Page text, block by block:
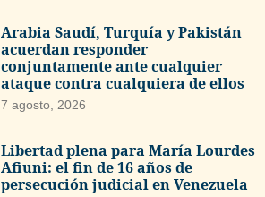
Arabia Saudí, Turquía y Pakistán
acuerdan responder
conjuntamente ante cualquier
ataque contra cualquiera de ellos
7 agosto, 2026
Libertad plena para María Lourdes
Afiuni: el fin de 16 años de
persecución judicial en Venezuela